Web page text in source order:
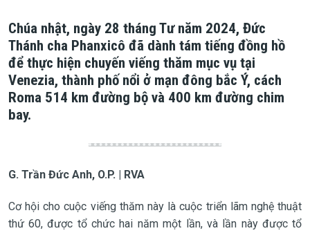
Chúa nhật, ngày 28 tháng Tư năm 2024, Đức
Thánh cha Phanxicô đã dành tám tiếng đồng hồ
để thực hiện chuyến viếng thăm mục vụ tại
Venezia, thành phố nổi ở mạn đông bắc Ý, cách
Roma 514 km đường bộ và 400 km đường chim
bay.
G. Trần Đức Anh, O.P. | RVA
Cơ hội cho cuộc viếng thăm này là cuộc triển lãm nghệ thuật
thứ 60, được tổ chức hai năm một lần, và lần này được tổ